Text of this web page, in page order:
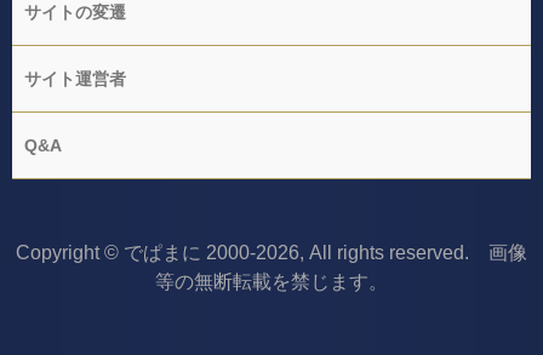
サイトの変遷
サイト運営者
Q&A
Copyright © でぱまに 2000-2026, All rights reserved. 画像
等の無断転載を禁じます。